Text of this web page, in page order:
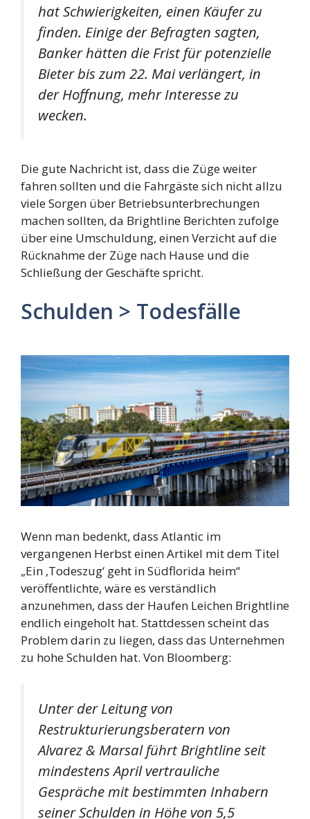
hat Schwierigkeiten, einen Käufer zu
finden. Einige der Befragten sagten,
Banker hätten die Frist für potenzielle
Bieter bis zum 22. Mai verlängert, in
der Hoffnung, mehr Interesse zu
wecken.
Die gute Nachricht ist, dass die Züge weiter
fahren sollten und die Fahrgäste sich nicht allzu
viele Sorgen über Betriebsunterbrechungen
machen sollten, da Brightline Berichten zufolge
über eine Umschuldung, einen Verzicht auf die
Rücknahme der Züge nach Hause und die
Schließung der Geschäfte spricht.
Schulden > Todesfälle
Wenn man bedenkt, dass Atlantic im
vergangenen Herbst einen Artikel mit dem Titel
„Ein ‚Todeszug‘ geht in Südflorida heim“
veröffentlichte, wäre es verständlich
anzunehmen, dass der Haufen Leichen Brightline
endlich eingeholt hat. Stattdessen scheint das
Problem darin zu liegen, dass das Unternehmen
zu hohe Schulden hat. Von Bloomberg:
Unter der Leitung von
Restrukturierungsberatern von
Alvarez & Marsal führt Brightline seit
mindestens April vertrauliche
Gespräche mit bestimmten Inhabern
seiner Schulden in Höhe von 5,5